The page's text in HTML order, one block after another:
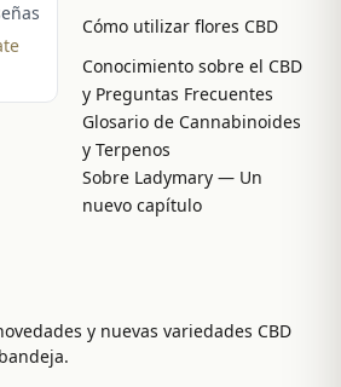
Cómo utilizar flores CBD
Conocimiento sobre el CBD
y Preguntas Frecuentes
Glosario de Cannabinoides
y Terpenos
Sobre Ladymary — Un
nuevo capítulo
y nuevas variedades CBD